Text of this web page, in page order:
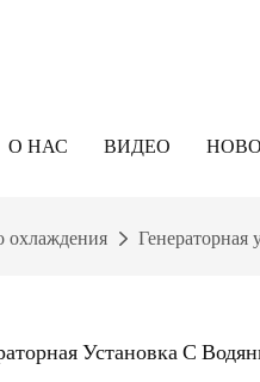
О НАС ВИДЕО
охлаждения
Установка С